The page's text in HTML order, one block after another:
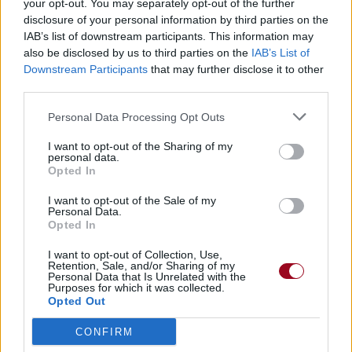
your opt-out. You may separately opt-out of the further
disclosure of your personal information by third parties on the
IAB’s list of downstream participants. This information may
also be disclosed by us to third parties on the IAB’s List of
Downstream Participants that may further disclose it to other
Personal Data Processing Opt Outs
I want to opt-out of the Sharing of my
personal data.
Opted In
I want to opt-out of the Sale of my
Personal Data.
Opted In
I want to opt-out of Collection, Use,
Retention, Sale, and/or Sharing of my
Personal Data that Is Unrelated with the
Purposes for which it was collected.
Opted Out
CONFIRM
Paroles + Traduction Téléchargement
Vidéos
Commentaires
Dire «merci» pour cette traduction Corriger une erreur